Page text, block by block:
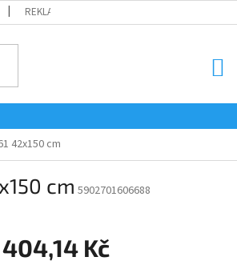
REKLAMAČNÍ FORMULÁŘ
42x150 cm
cm 5902701606688
404,14 Kč